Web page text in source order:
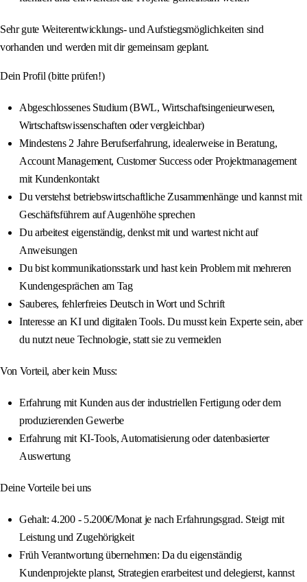
Sehr gute Weiterentwicklungs- und Aufstiegsmöglichkeiten sind
vorhanden und werden mit dir gemeinsam geplant.
Dein Profil (bitte prüfen!)
Abgeschlossenes Studium (BWL, Wirtschaftsingenieurwesen,
Wirtschaftswissenschaften oder vergleichbar)
Mindestens 2 Jahre Berufserfahrung, idealerweise in Beratung,
Account Management, Customer Success oder Projektmanagement
mit Kundenkontakt
Du verstehst betriebswirtschaftliche Zusammenhänge und kannst mit
Geschäftsführern auf Augenhöhe sprechen
Du arbeitest eigenständig, denkst mit und wartest nicht auf
Anweisungen
Du bist kommunikationsstark und hast kein Problem mit mehreren
Kundengesprächen am Tag
Sauberes, fehlerfreies Deutsch in Wort und Schrift
Interesse an KI und digitalen Tools. Du musst kein Experte sein, aber
du nutzt neue Technologie, statt sie zu vermeiden
Von Vorteil, aber kein Muss:
Erfahrung mit Kunden aus der industriellen Fertigung oder dem
produzierenden Gewerbe
Erfahrung mit KI-Tools, Automatisierung oder datenbasierter
Auswertung
Deine Vorteile bei uns
Gehalt: 4.200 - 5.200€/Monat je nach Erfahrungsgrad. Steigt mit
Leistung und Zugehörigkeit
Früh Verantwortung übernehmen: Da du eigenständig
Kundenprojekte planst, Strategien erarbeitest und delegierst, kannst